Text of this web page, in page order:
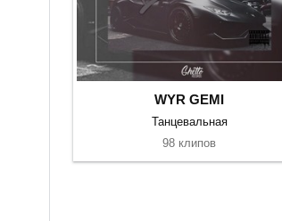
WYR GEMI
Танцевальная
98 клипов